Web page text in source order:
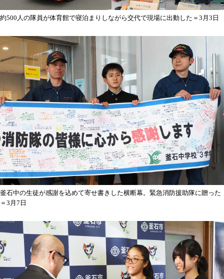
約500人の隊員が体育館で寝泊まりしながら交代で現場に出動した＝3月3日
釜石中の生徒が感謝を込めて寄せ書きした横断幕。緊急消防援助隊に贈った
＝3月7日